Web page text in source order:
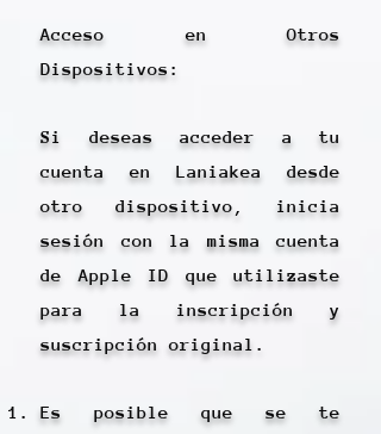
Acceso en Otros
Dispositivos:
Si deseas acceder a tu
cuenta en Laniakea desde
otro dispositivo, inicia
sesión con la misma cuenta
de Apple ID que utilizaste
para la inscripción y
suscripción original.
Es posible que se te